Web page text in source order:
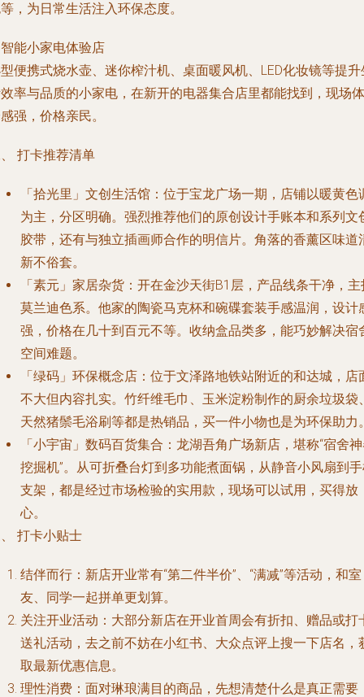
，为日常生活注入环保态度。
智能小家电体验店
便携式烧水壶、迷你榨汁机、桌面暖风机、LED化妆镜等提升
率与品质的小家电，在新开的电器集合店里都能找到，现场体
强，价格亲民。
打卡推荐清单
「拾光里」文创生活馆 ：位于宝龙广场一期，店铺以暖黄色
为主，分区明确。强烈推荐他们的原创设计手账本和系列文
胶带，还有与独立插画师合作的明信片。角落的香薰区味道
新不俗套。
「素元」家居杂货 ：开在金沙天街B1层，产品线条干净，主
莫兰迪色系。他家的陶瓷马克杯和碗碟套装手感温润，设计
强，价格在几十到百元不等。收纳盒品类多，能巧妙解决宿
空间难题。
「绿码」环保概念店 ：位于文泽路地铁站附近的和达城，店
不大但内容扎实。竹纤维毛巾、玉米淀粉制作的厨余垃圾袋
天然猪鬃毛浴刷等都是热销品，买一件小物也是为环保助力
「小宇宙」数码百货集合 ：龙湖吾角广场新店，堪称“宿舍
挖掘机”。从可折叠台灯到多功能煮面锅，从静音小风扇到
支架，都是经过市场检验的实用款，现场可以试用，买得放
心。
打卡小贴士
结伴而行 ：新店开业常有“第二件半价”、“满减”等活动，和室
友、同学一起拼单更划算。
关注开业活动 ：大部分新店在开业首周会有折扣、赠品或打
送礼活动，去之前不妨在小红书、大众点评上搜一下店名，
取最新优惠信息。
理性消费 ：面对琳琅满目的商品，先想清楚什么是真正需要